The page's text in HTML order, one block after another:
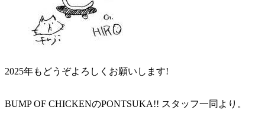
2025年もどうぞよろしくお願いします!
BUMP OF CHICKENのPONTSUKA!! スタッフ一同より。